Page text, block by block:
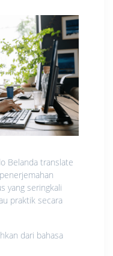
Belanda translate
yang seringkali
praktik secara
dari bahasa